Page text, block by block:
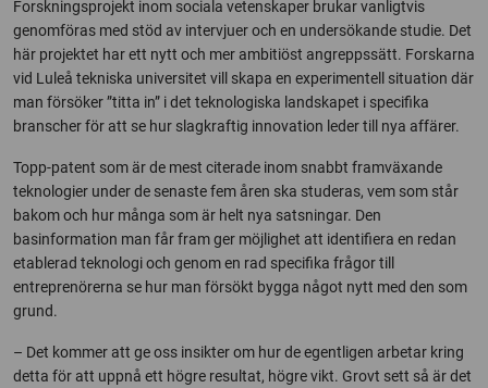
Forskningsprojekt inom sociala vetenskaper brukar vanligtvis
genomföras med stöd av intervjuer och en undersökande studie. Det
här projektet har ett nytt och mer ambitiöst angreppssätt. Forskarna
vid Luleå tekniska universitet vill skapa en experimentell situation där
man försöker ”titta in” i det teknologiska landskapet i specifika
branscher för att se hur slagkraftig innovation leder till nya affärer.
Topp-patent som är de mest citerade inom snabbt framväxande
teknologier under de senaste fem åren ska studeras, vem som står
bakom och hur många som är helt nya satsningar. Den
basinformation man får fram ger möjlighet att identifiera en redan
etablerad teknologi och genom en rad specifika frågor till
entreprenörerna se hur man försökt bygga något nytt med den som
grund.
– Det kommer att ge oss insikter om hur de egentligen arbetar kring
detta för att uppnå ett högre resultat, högre vikt. Grovt sett så är det